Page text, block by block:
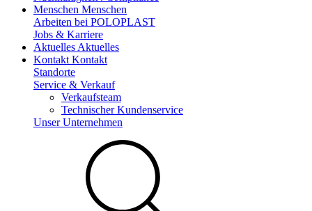
Menschen Menschen
Arbeiten bei POLOPLAST
Jobs & Karriere
Aktuelles Aktuelles
Kontakt Kontakt
Standorte
Service & Verkauf
Verkaufsteam
Technischer Kundenservice
Unser Unternehmen